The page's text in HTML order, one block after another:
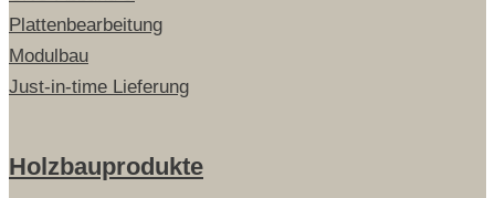
Plattenbearbeitung
Modulbau
Just-in-time Lieferung
Holzbauprodukte